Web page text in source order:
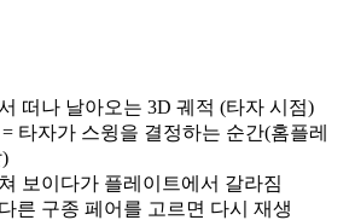
떠나 날아오는 3D 궤적 (타자 시점)
타자가 스윙을 결정하는 순간(홈플레
보이다가 플레이트에서 갈라짐
른 구종 페어를 고르면 다시 재생